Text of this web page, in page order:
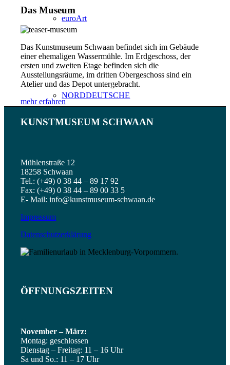
euroArt
NORDDEUTSCHE
KÜNSTLERKOLONIEN
PROJEKTE
Das Museum
Das Kunstmuseum Schwaan befindet sich im Gebäude
einer ehemaligen Wassermühle. Im Erdgeschoss, der
ersten und zweiten Etage befinden sich die
Ausstellungsräume, im dritten Obergeschoss sind ein
Atelier und das Depot untergebracht.
mehr erfahren
KUNSTMUSEUM SCHWAAN
Mühlenstraße 12
18258 Schwaan
Tel.: (+49) 0 38 44 – 89 17 92
Fax: (+49) 0 38 44 – 89 00 33 5
E- Mail: info@kunstmuseum-schwaan.de
Impressum
Datenschutzerklärung
ÖFFNUNGSZEITEN
November – März:
Montag: geschlossen
Dienstag – Freitag: 11 – 16 Uhr
Sa und So.: 11 – 17 Uhr